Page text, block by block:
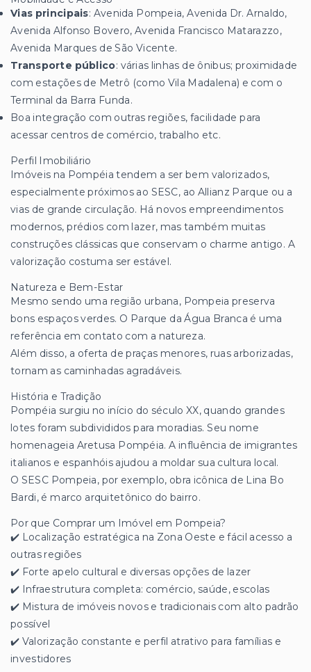
Vias principais: Avenida Pompeia, Avenida Dr. Arnaldo,
Avenida Alfonso Bovero, Avenida Francisco Matarazzo,
Avenida Marques de São Vicente.
Transporte público: várias linhas de ônibus; proximidade
com estações de Metrô (como Vila Madalena) e com o
Terminal da Barra Funda.
Boa integração com outras regiões, facilidade para
acessar centros de comércio, trabalho etc.
Perfil Imobiliário
Imóveis na Pompéia tendem a ser bem valorizados,
especialmente próximos ao SESC, ao Allianz Parque ou a
vias de grande circulação. Há novos empreendimentos
modernos, prédios com lazer, mas também muitas
construções clássicas que conservam o charme antigo. A
valorização costuma ser estável.
Natureza e Bem-Estar
Mesmo sendo uma região urbana, Pompeia preserva
bons espaços verdes. O Parque da Água Branca é uma
referência em contato com a natureza.
Além disso, a oferta de praças menores, ruas arborizadas,
tornam as caminhadas agradáveis.
História e Tradição
Pompéia surgiu no início do século XX, quando grandes
lotes foram subdivididos para moradias. Seu nome
homenageia Aretusa Pompéia. A influência de imigrantes
italianos e espanhóis ajudou a moldar sua cultura local.
O SESC Pompeia, por exemplo, obra icônica de Lina Bo
Bardi, é marco arquitetônico do bairro.
Por que Comprar um Imóvel em Pompeia?
✔️ Localização estratégica na Zona Oeste e fácil acesso a
outras regiões
✔️ Forte apelo cultural e diversas opções de lazer
✔️ Infraestrutura completa: comércio, saúde, escolas
✔️ Mistura de imóveis novos e tradicionais com alto padrão
possível
✔️ Valorização constante e perfil atrativo para famílias e
investidores